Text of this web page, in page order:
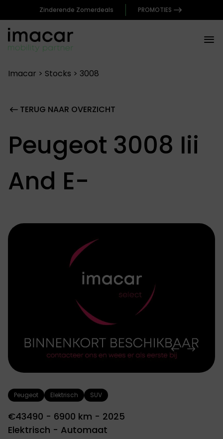
Zinderende Zomerdeals PROMOTIES
Imacar > Stocks > 3008
TERUG NAAR OVERZICHT
Peugeot 3008 Iii
And E-
Peugeot Elektrisch SUV
€43490 - 6900 km - 2025
Elektrisch - Automaat